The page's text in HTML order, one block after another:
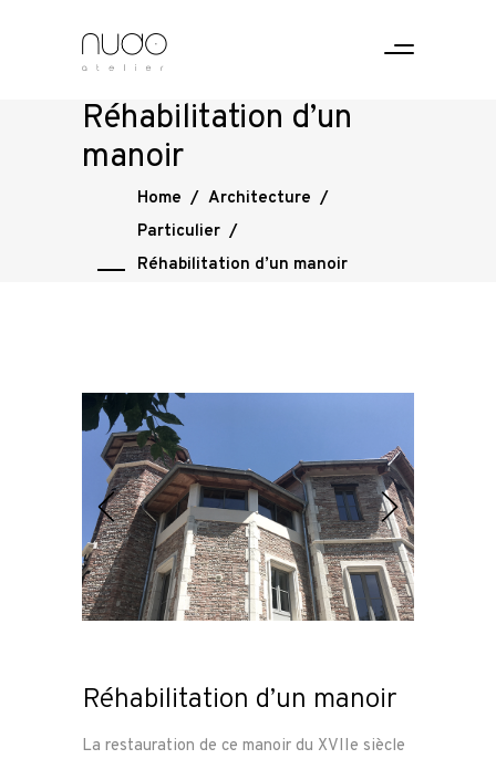
Réhabilitation d’un
manoir
Home / Architecture /
Particulier /
Réhabilitation d’un manoir
Réhabilitation d’un manoir
La restauration de ce manoir du XVIIe siècle